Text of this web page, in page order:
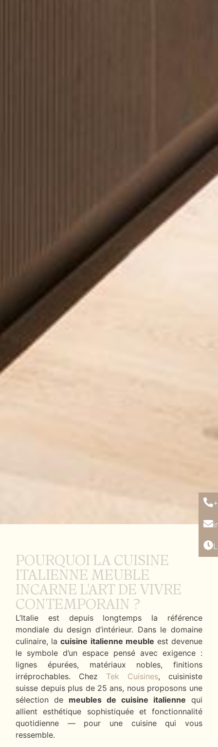
POURQUOI LA CUISINE
ITALIENNE MEUBLE
INCARNE L'ART DE VIVRE
CONTEMPORAIN ?
L’Italie est depuis longtemps la référence
mondiale du design d’intérieur. Dans le domaine
culinaire, lacuisine italienne meuble est devenue
le symbole d’un espace pensé avec exigence :
lignes épurées, matériaux nobles, finitions
irréprochables. Chez Tek Cuisines, cuisiniste
suisse depuis plus de 25 ans, nous proposons une
sélection de meubles de cuisine italienne qui
allient esthétique sophistiquée et fonctionnalité
quotidienne — pour une cuisine qui vous
ressemble.